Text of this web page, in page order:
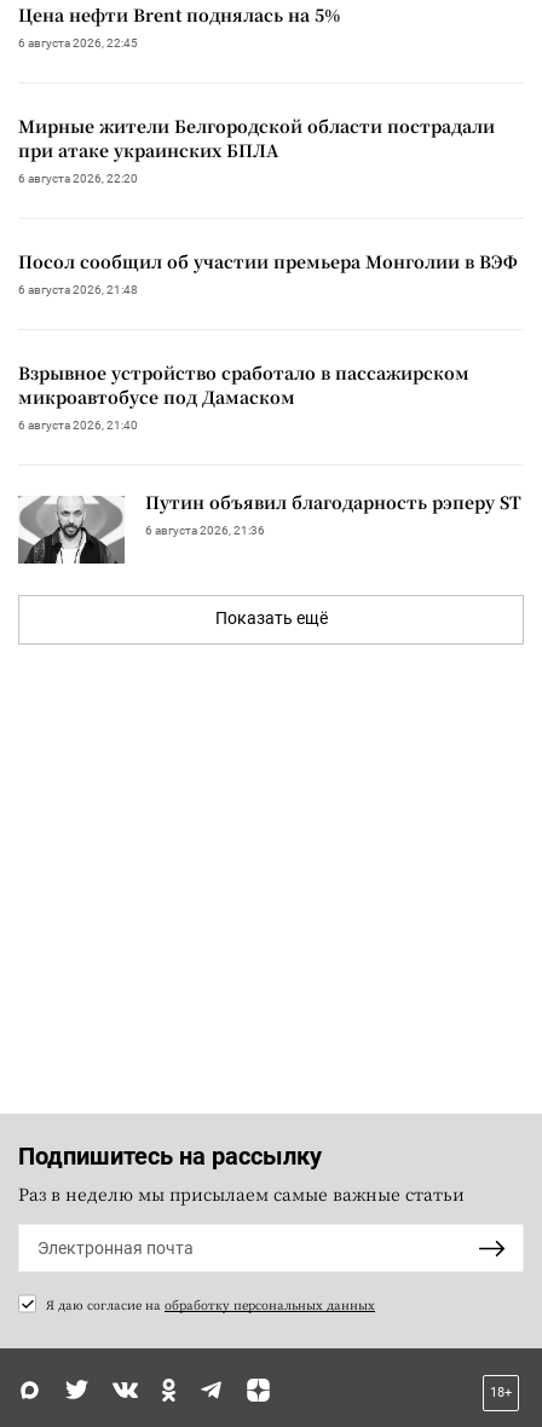
Цена нефти Brent поднялась на 5%
6 августа 2026, 22:45
Мирные жители Белгородской области пострадали
при атаке украинских БПЛА
6 августа 2026, 22:20
Посол сообщил об участии премьера Монголии в ВЭФ
6 августа 2026, 21:48
Взрывное устройство сработало в пассажирском
микроавтобусе под Дамаском
6 августа 2026, 21:40
Путин объявил благодарность рэперу ST
6 августа 2026, 21:36
Показать ещё
Подпишитесь на рассылку
Раз в неделю мы присылаем самые важные статьи
Я даю согласие на обработку персональных данных
18+